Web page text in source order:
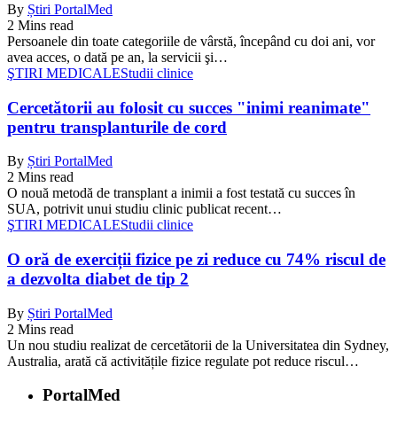
By Știri PortalMed
2 Mins read
Persoanele din toate categoriile de vârstă, începând cu doi ani, vor
avea acces, o dată pe an, la servicii şi…
ŞTIRI MEDICALEStudii clinice
Cercetătorii au folosit cu succes "inimi reanimate"
pentru transplanturile de cord
By Știri PortalMed
2 Mins read
O nouă metodă de transplant a inimii a fost testată cu succes în
SUA, potrivit unui studiu clinic publicat recent…
ŞTIRI MEDICALEStudii clinice
O oră de exerciții fizice pe zi reduce cu 74% riscul de
a dezvolta diabet de tip 2
By Știri PortalMed
2 Mins read
Un nou studiu realizat de cercetătorii de la Universitatea din Sydney,
Australia, arată că activitățile fizice regulate pot reduce riscul…
PortalMed